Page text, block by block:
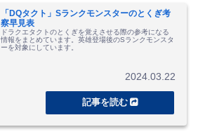
「DQタクト」Sランクモンスターのとくぎ考
察早見表
ドラクエタクトのとくぎを覚えさせる際の参考になる
情報をまとめています。英雄登場後のSランクモンスタ
ーを対象にしています。
2024.03.22